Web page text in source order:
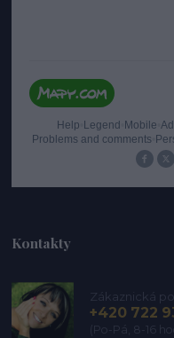
Kontakty
Zákaznická
+420 722
(Po-Pá, 8-16